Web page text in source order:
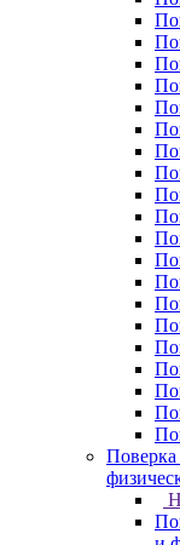
Поверка